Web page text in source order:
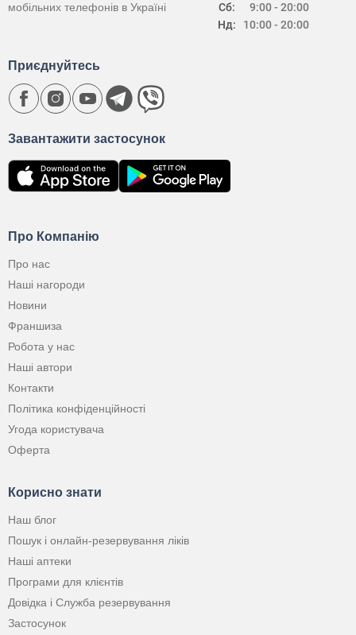
Сб:
Нд:
9:00 - 20:00
10:00 - 20:00
мобільних телефонів в Україні
Про Компанію
Про нас
Наші нагороди
Новини
Франшиза
Робота у нас
Наші автори
Контакти
Політика конфіденційності
Угода користувача
Оферта
Корисно знати
Наш блог
Пошук і онлайн-резервування ліків
Наші аптеки
Програми для клієнтів
Довідка і Служба резервування
Застосунок
Завантажити застосунок
Приєднуйтесь